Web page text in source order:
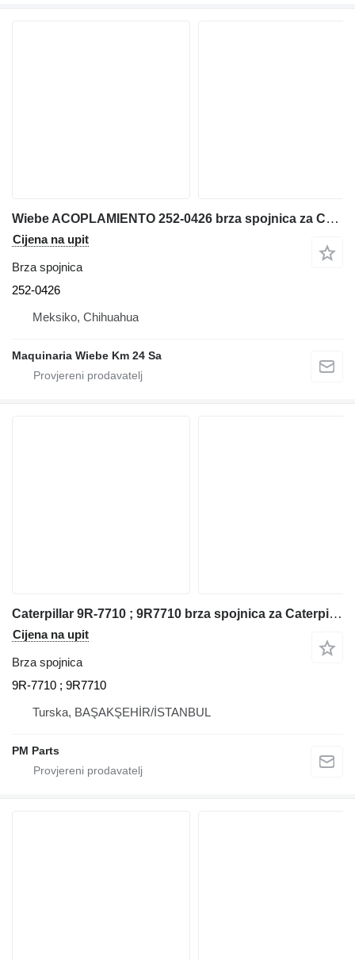
Wiebe ACOPLAMIENTO 252-0426 brza spojnica za Caterpillar 236B3 mini utovarivača
Cijena na upit
Brza spojnica
252-0426
Meksiko, Chihuahua
Maquinaria Wiebe Km 24 Sa
Caterpillar 9R-7710 ; 9R7710 brza spojnica za Caterpillar 9R buldožera
Cijena na upit
Brza spojnica
9R-7710 ; 9R7710
Turska, BAŞAKŞEHİR/İSTANBUL
PM Parts